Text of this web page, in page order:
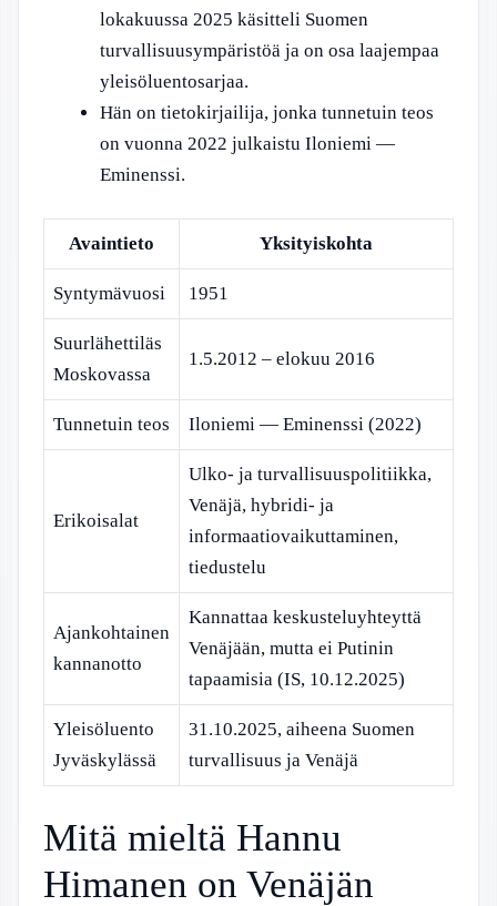
lokakuussa 2025 käsitteli Suomen
turvallisuusympäristöä ja on osa laajempaa
yleisöluentosarjaa.
Hän on tietokirjailija, jonka tunnetuin teos
on vuonna 2022 julkaistu Iloniemi —
Eminenssi.
Avaintieto Yksityiskohta
Syntymävuosi 1951
Suurlähettiläs
Moskovassa
1.5.2012 – elokuu 2016
Tunnetuin teos Iloniemi — Eminenssi (2022)
Erikoisalat
Ulko- ja turvallisuuspolitiikka,
Venäjä, hybridi- ja
informaatiovaikuttaminen,
tiedustelu
Ajankohtainen
kannanotto
Kannattaa keskusteluyhteyttä
Venäjään, mutta ei Putinin
tapaamisia (IS, 10.12.2025)
Yleisöluento
Jyväskylässä
31.10.2025, aiheena Suomen
turvallisuus ja Venäjä
Mitä mieltä Hannu
Himanen on Venäjän